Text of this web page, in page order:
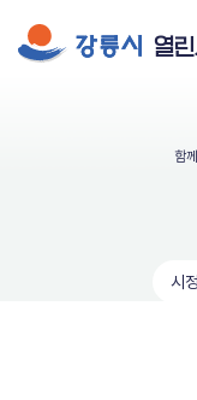
열
함
시